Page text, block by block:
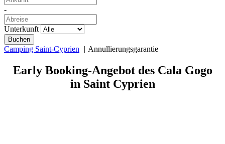
-
Unterkunft
Camping Saint-Cyprien Annullierungsgarantie
Early Booking-Angebot des Cala Gogo
in Saint Cyprien